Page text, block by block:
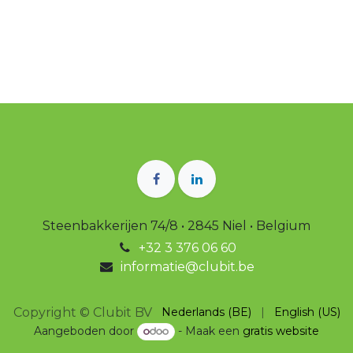
Steenbakkerijen 74/8 • 2845 Niel • Belgium
+32 3 376 06 60
informatie@clubit.be
Copyright © Clubit BV Nederlands (BE) |
English (US)
Aangeboden door
- Maak een gratis website